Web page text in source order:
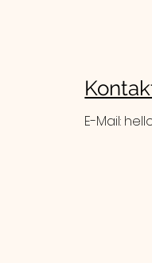
E-Mail: